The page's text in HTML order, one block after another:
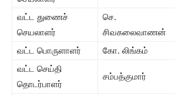
வட்ட துணைச்
செயலாளர்
செ.
சிவகலைவாணன்
வட்ட பொருளாளர் கோ. லிங்கம்
வட்ட செய்தி
தொடர்பாளர்
சம்பத்குமார்